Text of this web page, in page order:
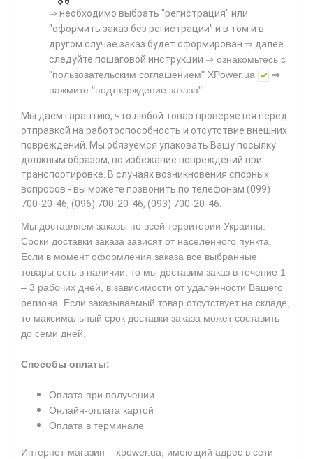
⇒ необходимо выбрать "регистрация" или
"оформить заказ без регистрации" и в том и в
другом случае заказ будет сформирован ⇒ далее
следуйте пошаговой инструкции ⇒ ознакомьтесь с
"пользовательским соглашением" XPower.ua
⇒
нажмите "подтверждение заказа"
Мы даем гарантию, что любой товар проверяется перед
отправкой на работоспособность и отсутствие внешних
повреждений. Мы обязуемся упаковать Вашу посылку
должным образом, во избежание повреждений при
транспортировке. В случаях возникновения спорных
вопросов - вы можете позвонить по телефонам (099)
700-20-46, (096) 700-20-46, (093) 700-20-46.
Мы доставляем заказы по всей территории Украины.
Сроки доставки заказа зависят от населенного пункта.
Если в момент оформления заказа все выбранные
товары есть в наличии, то мы доставим заказ в течение 1
– 3 рабочих дней, в зависимости от удаленности Вашего
региона. Если заказываемый товар отсутствует на складе,
то максимальный срок доставки заказа может составить
до семи дней.
Способы оплаты:
Оплата при получении
Онлайн-оплата картой
Оплата в терминале
Интернет-магазин – xpower.ua, имеющий адрес в сети